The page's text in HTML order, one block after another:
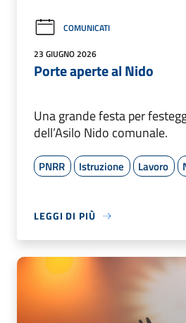
COMUNICATI
23 GIUGNO 2026
Porte aperte al Nido
Una grande festa per
dell’Asilo Nido comunale.
PNRR Istruzione Lavoro
LEGGI DI PIÙ